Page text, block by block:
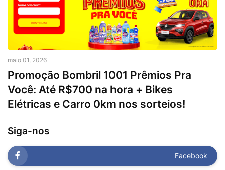
maio 01, 2026
Promoção Bombril 1001 Prêmios Pra
Você: Até R$700 na hora + Bikes
Elétricas e Carro 0km nos sorteios!
Siga-nos
Facebook